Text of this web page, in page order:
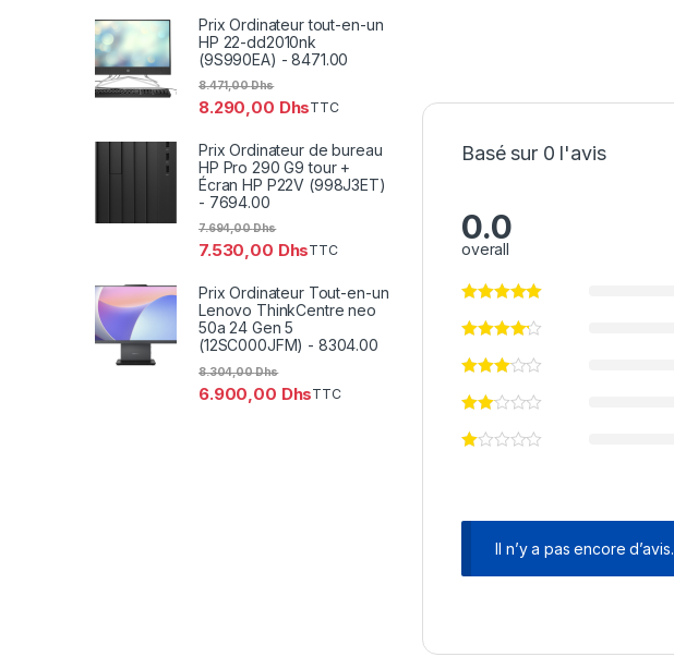
Basé sur 0 l'avis
0.0
overall
Il n’y a pas encore d’avis.
Prix Ordinateur tout-en-un
HP 22-dd2010nk
(9S990EA) - 8471.00
8.290,00 Dhs
8.471,00Dhs
TTC
Prix Ordinateur de bureau
HP Pro 290 G9 tour +
Écran HP P22V (998J3ET)
- 7694.00
7.530,00 Dhs
7.694,00Dhs
TTC
Prix Ordinateur Tout-en-un
Lenovo ThinkCentre neo
50a 24 Gen 5
(12SC000JFM) - 8304.00
6.900,00 Dhs
8.304,00Dhs
TTC